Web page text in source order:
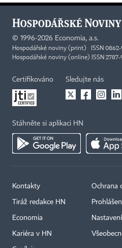
© 1996-2026 Economia, a.s.
Hospodářské noviny (print) ISSN 0862-
Hospodářské noviny (online) ISSN 2787-
Certifikováno Sledujte nás
Stáhněte si aplikaci HN
Kontakty
Tiráž redakce HN
Economia
Kariéra v HN
Ochrana